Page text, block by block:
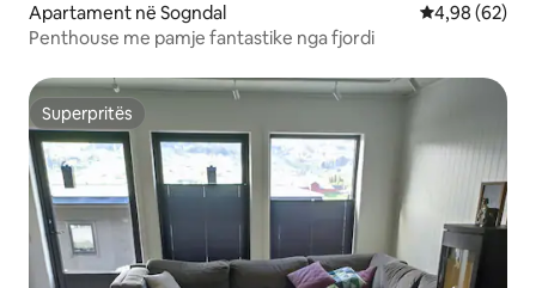
Apartament në Sogndal Vlerësimi
4,98 (62)
Penthouse me pamje fantastike nga fjordi
Superpritës
Superpritës